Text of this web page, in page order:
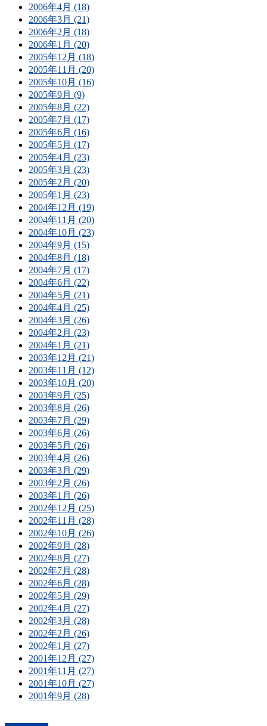
2006年4月 (18)
2006年3月 (21)
2006年2月 (18)
2006年1月 (20)
2005年12月 (18)
2005年11月 (20)
2005年10月 (16)
2005年9月 (9)
2005年8月 (22)
2005年7月 (17)
2005年6月 (16)
2005年5月 (17)
2005年4月 (23)
2005年3月 (23)
2005年2月 (20)
2005年1月 (23)
2004年12月 (19)
2004年11月 (20)
2004年10月 (23)
2004年9月 (15)
2004年8月 (18)
2004年7月 (17)
2004年6月 (22)
2004年5月 (21)
2004年4月 (25)
2004年3月 (26)
2004年2月 (23)
2004年1月 (21)
2003年12月 (21)
2003年11月 (12)
2003年10月 (20)
2003年9月 (25)
2003年8月 (26)
2003年7月 (29)
2003年6月 (26)
2003年5月 (26)
2003年4月 (26)
2003年3月 (29)
2003年2月 (26)
2003年1月 (26)
2002年12月 (25)
2002年11月 (28)
2002年10月 (26)
2002年9月 (28)
2002年8月 (27)
2002年7月 (28)
2002年6月 (28)
2002年5月 (29)
2002年4月 (27)
2002年3月 (28)
2002年2月 (26)
2002年1月 (27)
2001年12月 (27)
2001年11月 (27)
2001年10月 (27)
2001年9月 (28)